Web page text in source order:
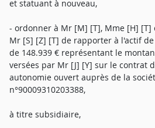
et statuant à nouveau,
- ordonner à Mr [M] [T], Mme [H] [T]
Mr [S] [Z] [T] de rapporter à l'actif
de 148.939 € représentant le
versées par Mr [J] [Y] sur le contrat
autonomie ouvert auprès de la
n°90009310203388,
à titre subsidiaire,